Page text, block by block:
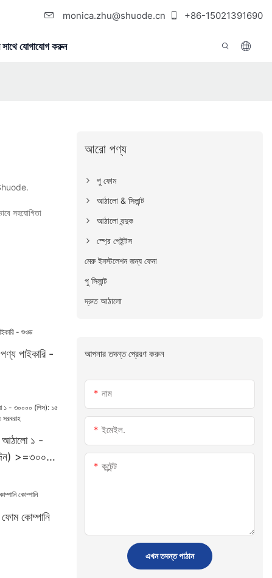
monica.zhu@shuode.cn +86-15021391690
সাথে যোগাযোগ করুন
Shuode.
সহযোগিতা
পাইকারি -
আঠালো ১ -
>=৩০০০০
ফোম কোম্পানি
আরো পণ্য
পু ফোম
আঠালো & সিলান্ট
আঠালো বন্দুক
স্প্রে পেইন্টস
মেরু ইনস্টলেশন জন্য ফেনা
পু সিলান্ট
দ্রুত আঠালো
আপনার তদন্ত প্রেরণ করুন
নাম
ইমেইল.
কন্টেন্ট
এখন তদন্ত পাঠান